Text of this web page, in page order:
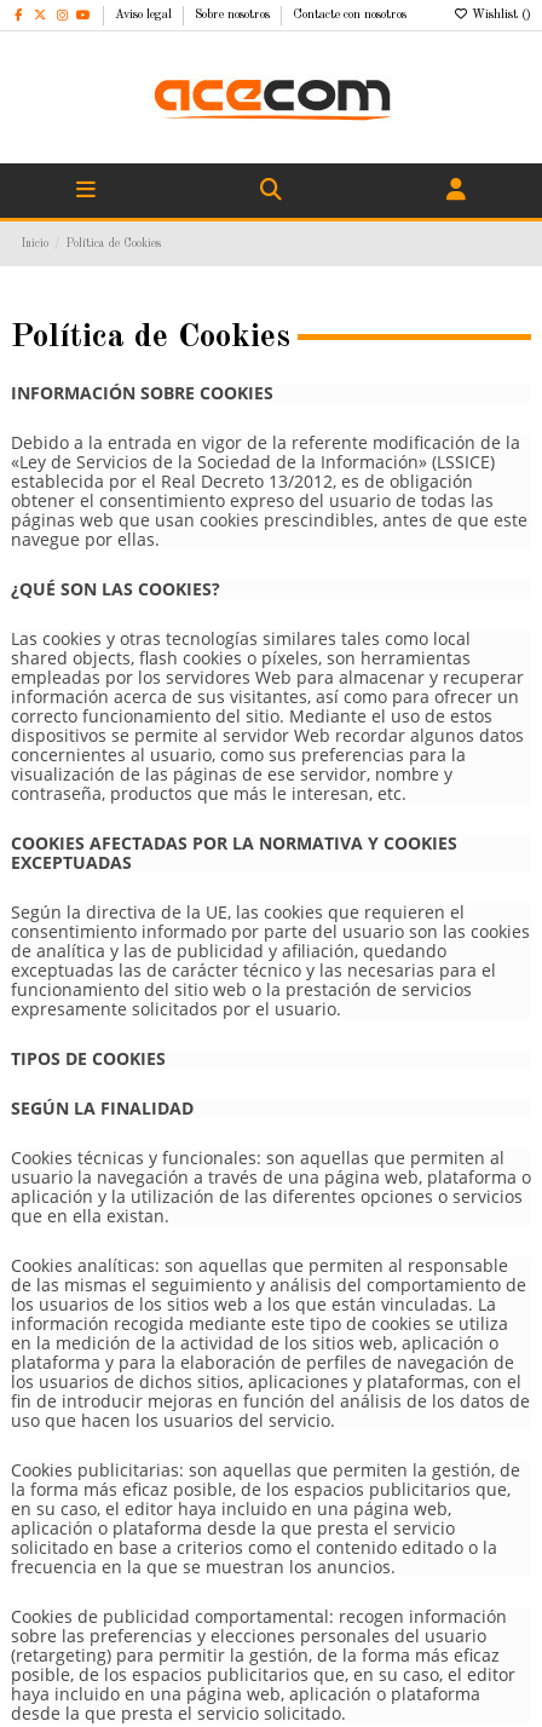
Aviso legal Sobre nosotros Contacte con nosotros Wishlist ( )
Inicio Política de Cookies
Política de Cookies
INFORMACIÓN SOBRE COOKIES
Debido a la entrada en vigor de la referente modificación de la
«Ley de Servicios de la Sociedad de la Información» (LSSICE)
establecida por el Real Decreto 13/2012, es de obligación
obtener el consentimiento expreso del usuario de todas las
páginas web que usan cookies prescindibles, antes de que este
navegue por ellas.
¿QUÉ SON LAS COOKIES?
Las cookies y otras tecnologías similares tales como local
shared objects, flash cookies o píxeles, son herramientas
empleadas por los servidores Web para almacenar y recuperar
información acerca de sus visitantes, así como para ofrecer un
correcto funcionamiento del sitio. Mediante el uso de estos
dispositivos se permite al servidor Web recordar algunos datos
concernientes al usuario, como sus preferencias para la
visualización de las páginas de ese servidor, nombre y
contraseña, productos que más le interesan, etc.
COOKIES AFECTADAS POR LA NORMATIVA Y COOKIES
EXCEPTUADAS
Según la directiva de la UE, las cookies que requieren el
consentimiento informado por parte del usuario son las cookies
de analítica y las de publicidad y afiliación, quedando
exceptuadas las de carácter técnico y las necesarias para el
funcionamiento del sitio web o la prestación de servicios
expresamente solicitados por el usuario.
TIPOS DE COOKIES
SEGÚN LA FINALIDAD
Cookies técnicas y funcionales: son aquellas que permiten al
usuario la navegación a través de una página web, plataforma o
aplicación y la utilización de las diferentes opciones o servicios
que en ella existan.
Cookies analíticas: son aquellas que permiten al responsable
de las mismas el seguimiento y análisis del comportamiento de
los usuarios de los sitios web a los que están vinculadas. La
información recogida mediante este tipo de cookies se utiliza
en la medición de la actividad de los sitios web, aplicación o
plataforma y para la elaboración de perfiles de navegación de
los usuarios de dichos sitios, aplicaciones y plataformas, con el
fin de introducir mejoras en función del análisis de los datos de
uso que hacen los usuarios del servicio.
Cookies publicitarias: son aquellas que permiten la gestión, de
la forma más eficaz posible, de los espacios publicitarios que,
en su caso, el editor haya incluido en una página web,
aplicación o plataforma desde la que presta el servicio
solicitado en base a criterios como el contenido editado o la
frecuencia en la que se muestran los anuncios.
Cookies de publicidad comportamental: recogen información
sobre las preferencias y elecciones personales del usuario
(retargeting) para permitir la gestión, de la forma más eficaz
posible, de los espacios publicitarios que, en su caso, el editor
haya incluido en una página web, aplicación o plataforma
desde la que presta el servicio solicitado.